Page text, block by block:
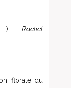
…) : Rachel
florale du